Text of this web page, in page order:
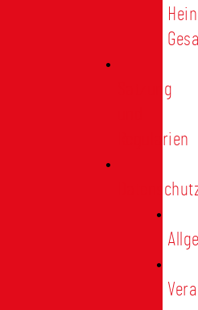
Satzung
Regularien